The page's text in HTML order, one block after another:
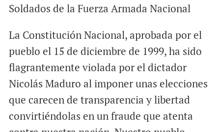
Soldados de la Fuerza Armada Nacional
La Constitución Nacional, aprobada por el
pueblo el 15 de diciembre de 1999, ha sido
flagrantemente violada por el dictador
Nicolás Maduro al imponer unas elecciones
que carecen de transparencia y libertad
convirtiéndolas en un fraude que atenta